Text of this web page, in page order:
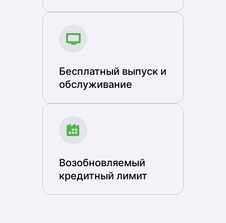
Бесплатный выпуск и
обслуживание
Возобновляемый
кредитный лимит